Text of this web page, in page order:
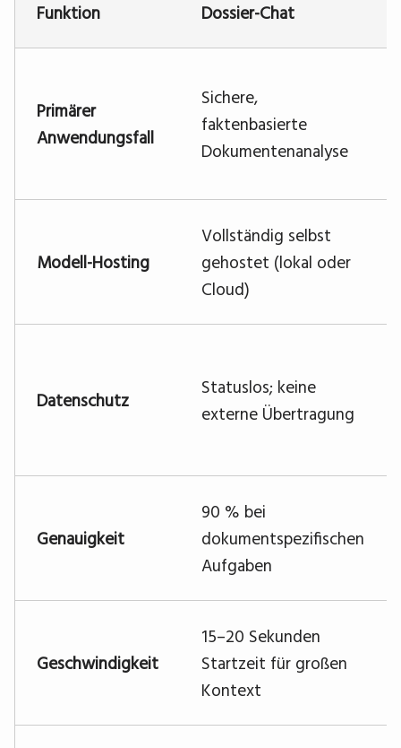
Funktion Dossier-Chat
Primärer
Anwendungsfall
Sichere,
faktenbasierte
Dokumentenanalyse
Modell-Hosting
Vollständig selbst
gehostet (lokal oder
Cloud)
Datenschutz
Statuslos; keine
externe Übertragung
Genauigkeit
90 % bei
dokumentspezifischen
Aufgaben
Geschwindigkeit
15–20 Sekunden
Startzeit für großen
Kontext